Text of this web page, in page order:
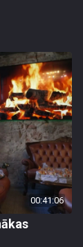
00:41:06